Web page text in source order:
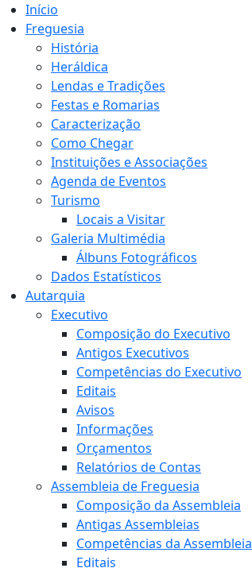
Início
Freguesia
História
Heráldica
Lendas e Tradições
Festas e Romarias
Caracterização
Como Chegar
Instituições e Associações
Agenda de Eventos
Turismo
Locais a Visitar
Galeria Multimédia
Álbuns Fotográficos
Dados Estatísticos
Autarquia
Executivo
Composição do Executivo
Antigos Executivos
Competências do Executivo
Editais
Avisos
Informações
Orçamentos
Relatórios de Contas
Assembleia de Freguesia
Composição da Assembleia
Antigas Assembleias
Competências da Assembleia
Editais